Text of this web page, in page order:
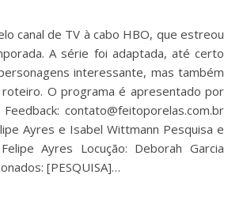
canal de TV à cabo HBO, que estreou
A série foi adaptada, até certo
interessante, mas também
O programa é apresentado por
contato@feitoporelas.com.br
Ayres e Isabel Wittmann Pesquisa e
Ayres Locução: Deborah Garcia
[PESQUISA]…